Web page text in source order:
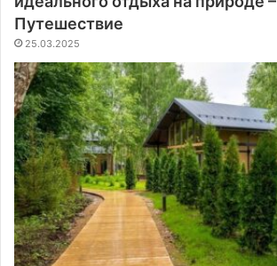
Путешествие
25.03.2025